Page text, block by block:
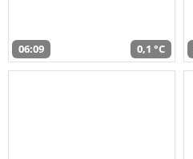
06:09 0,1 °C